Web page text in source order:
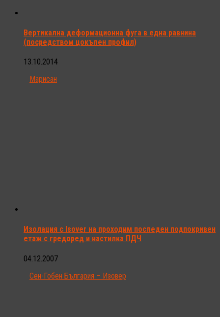
Вертикална деформационна фуга в една равнина
(посредством цокълен профил)
13.10.2014
Марисан
Изолация с Isover на проходим последен подпокривен
етаж с гредоред и настилка ПДЧ
04.12.2007
Сен-Гобен България – Изовер